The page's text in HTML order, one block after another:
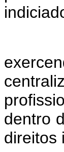
dentro
direitos